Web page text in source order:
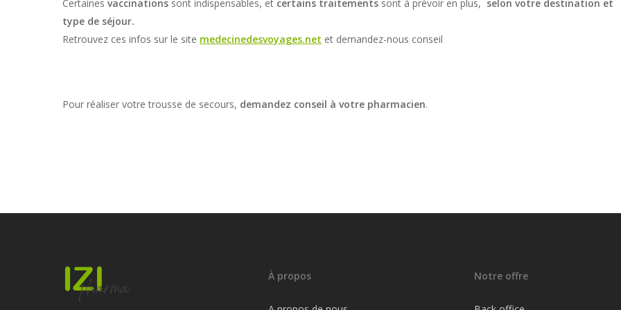
Certaines vaccinations sont indispensables, et certains traitements sont à prévoir en plus, selon votre destination et
type de séjour.
Retrouvez ces infos sur le site medecinedesvoyages.net et demandez-nous conseil
Pour réaliser votre trousse de secours, demandez conseil à votre pharmacien.
À propos Notre offre